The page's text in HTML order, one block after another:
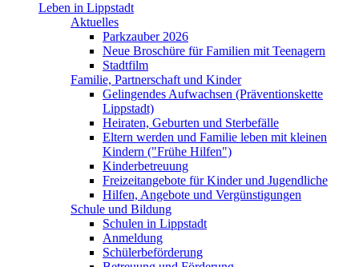
Leben in Lippstadt
Aktuelles
Parkzauber 2026
Neue Broschüre für Familien mit Teenagern
Stadtfilm
Familie, Partnerschaft und Kinder
Gelingendes Aufwachsen (Präventionskette
Lippstadt)
Heiraten, Geburten und Sterbefälle
Eltern werden und Familie leben mit kleinen
Kindern ("Frühe Hilfen")
Kinderbetreuung
Freizeitangebote für Kinder und Jugendliche
Hilfen, Angebote und Vergünstigungen
Schule und Bildung
Schulen in Lippstadt
Anmeldung
Schülerbeförderung